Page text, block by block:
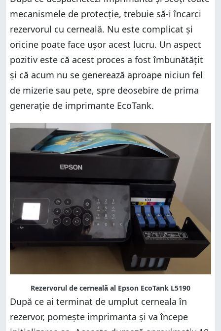
mecanismele de protecție, trebuie să-i încarci
rezervorul cu cerneală. Nu este complicat și
oricine poate face ușor acest lucru. Un aspect
pozitiv este că acest proces a fost îmbunătățit
și că acum nu se generează aproape niciun fel
de mizerie sau pete, spre deosebire de prima
generație de imprimante EcoTank.
Rezervorul de cerneală al Epson EcoTank L5190
După ce ai terminat de umplut cerneala în
rezervor, pornește imprimanta și va începe